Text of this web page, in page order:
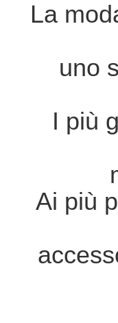
La
uno
I più
Ai più